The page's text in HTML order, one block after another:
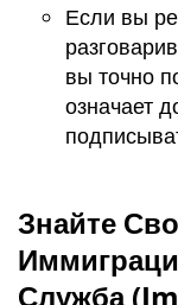
Если вы
вы точно
означает
Знайте
Служба